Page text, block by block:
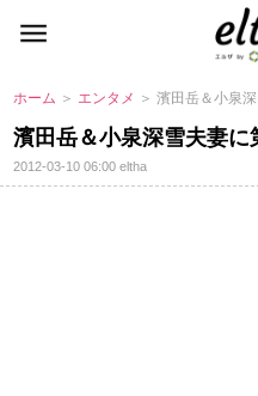
ホーム ＞ エンタメ ＞ 濱田岳＆小泉
濱田岳＆小泉深雪夫妻
2012-03-10 06:00eltha